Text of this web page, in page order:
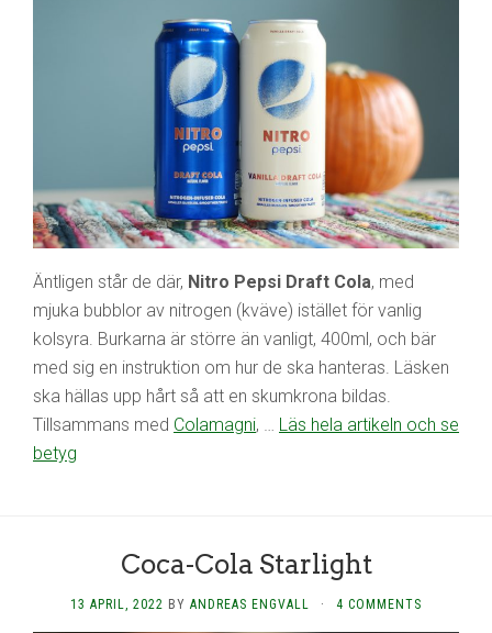
Äntligen står de där, Nitro Pepsi Draft Cola, med
mjuka bubblor av nitrogen (kväve) istället för vanlig
kolsyra. Burkarna är större än vanligt, 400ml, och bär
med sig en instruktion om hur de ska hanteras. Läsken
ska hällas upp hårt så att en skumkrona bildas.
Tillsammans med Colamagni, … Läs hela artikeln och se
betyg
Coca-Cola Starlight
13 APRIL, 2022 BY ANDREAS ENGVALL · 4 COMMENTS